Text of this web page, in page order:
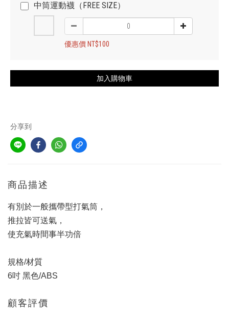
中筒運動襪（FREE SIZE）
優惠價 NT$100
加入購物車
分享到
商品描述
有別於一般攜帶型打氣筒，
推拉皆可送氣，
使充氣時間事半功倍
規格/材質
6吋 黑色/ABS
顧客評價